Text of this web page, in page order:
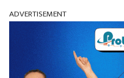
ADVERTISEMENT